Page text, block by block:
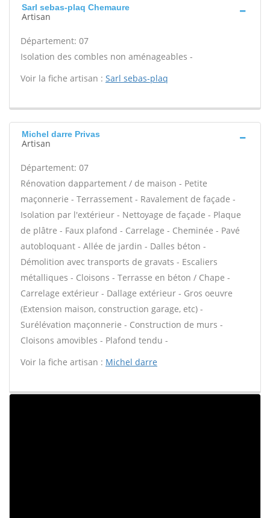
Sarl sebas-plaq Chemaure
Artisan
Département: 07
Isolation des combles non aménageables -
Voir la fiche artisan : Sarl sebas-plaq
Michel darre Privas
Artisan
Département: 07
Rénovation dappartement / de maison - Petite
maçonnerie - Terrassement - Ravalement de façade -
Isolation par l'extérieur - Nettoyage de façade - Plaque
de plâtre - Faux plafond - Carrelage - Cheminée - Pavé
autobloquant - Allée de jardin - Dalles béton -
Démolition avec transports de gravats - Escaliers
métalliques - Cloisons - Terrasse en béton / Chape -
Carrelage extérieur - Dallage extérieur - Gros oeuvre
(Extension maison, construction garage, etc) -
Surélévation maçonnerie - Construction de murs -
Cloisons amovibles - Plafond tendu -
Voir la fiche artisan : Michel darre